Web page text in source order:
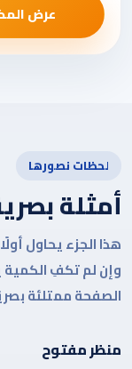
عرض
لحظات نصورها
أمثلة
هذا الجزء يحاول
وإن لم تكفِ
الصفحة ممتلئة
منظر مفتوح